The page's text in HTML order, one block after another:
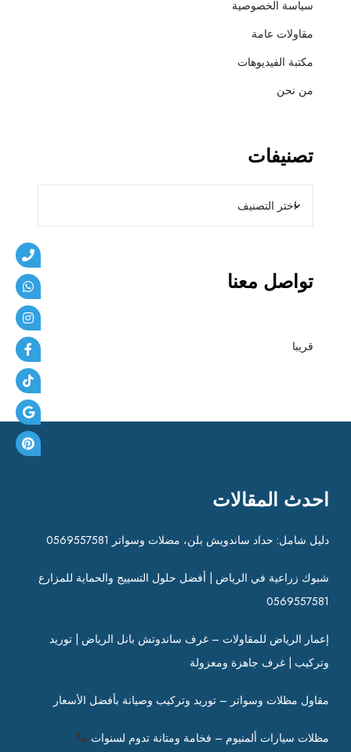
سياسة الخصوصية
مقاولات عامة
مكتبة الفيديوهات
من نحن
تصنيفات
تواصل معنا
قريبا
احدث المقالات
دليل شامل: حداد ساندويش بلن، مضلات وسواتر 0569557581
شبوك زراعية في الرياض | أفضل حلول التسييج والحماية للمزارع
0569557581
إعمار الرياض للمقاولات – غرف ساندوتش بانل الرياض | توريد
وتركيب | غرف جاهزة ومعزولة
مقاول مظلات وسواتر – توريد وتركيب وصيانة بأفضل الأسعار
مظلات سيارات ألمنيوم – فخامة ومتانة تدوم لسنوات